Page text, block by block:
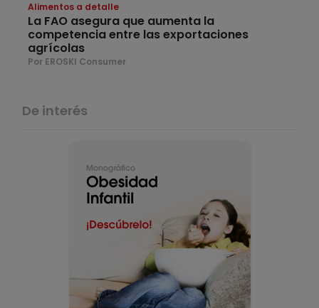
Alimentos a detalle
La FAO asegura que aumenta la
competencia entre las exportaciones
agrícolas
Por EROSKI Consumer
De interés